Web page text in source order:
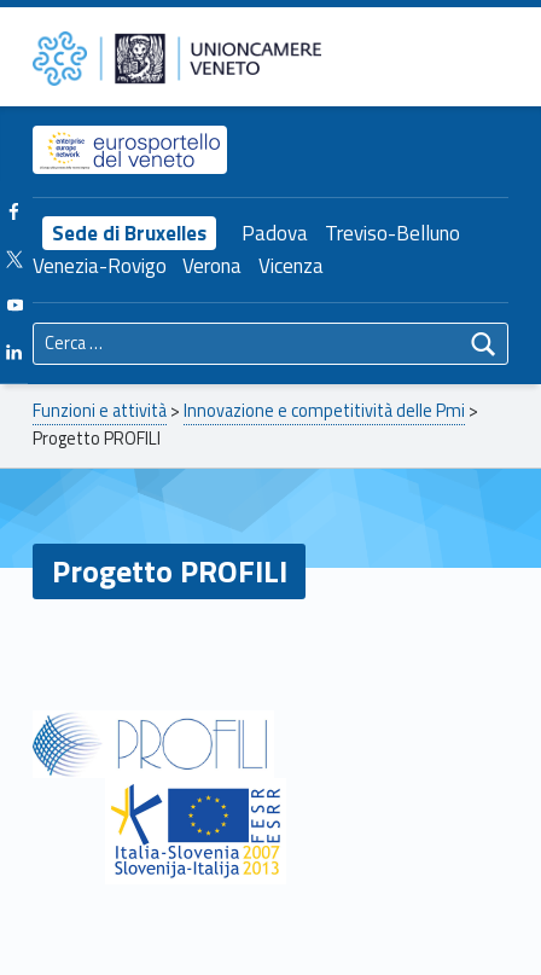
Progetto PROFILI – Unioncamere del Veneto Unioncamere del Veneto
Header info sidebar
Sede di Bruxelles Padova Treviso-Belluno
Venezia-Rovigo Verona Vicenza
Facebook Unioncamere Veneto
Twitter Unioncamere Veneto
Youtube Unioncamere Veneto
Linkedin Unioncamere Veneto
Ricerca per:
Breadcrumbs navigation
Funzioni e attività>Innovazione e competitività delle Pmi >
Progetto PROFILI
Progetto PROFILI
r
o